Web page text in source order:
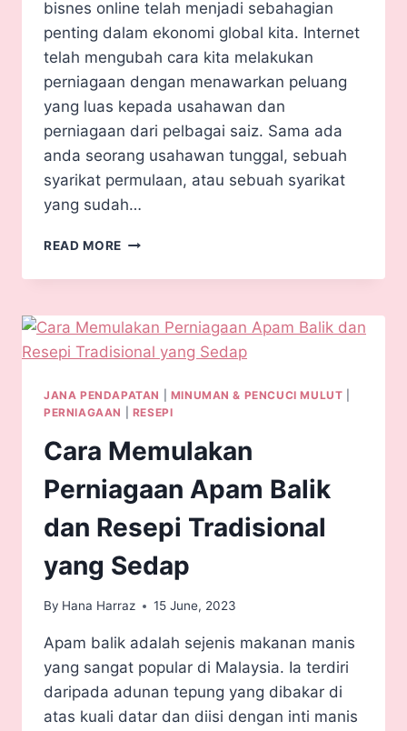
bisnes online telah menjadi sebahagian
penting dalam ekonomi global kita. Internet
telah mengubah cara kita melakukan
perniagaan dengan menawarkan peluang
yang luas kepada usahawan dan
perniagaan dari pelbagai saiz. Sama ada
anda seorang usahawan tunggal, sebuah
syarikat permulaan, atau sebuah syarikat
yang sudah…
READ MORE
JANA PENDAPATAN MINUMAN & PENCUCI MULUT
PERNIAGAAN
RESEPI
Cara Memulakan
Perniagaan Apam Balik
dan Resepi Tradisional
yang Sedap
By Hana Harraz 15 June, 2023
Apam balik adalah sejenis makanan manis
yang sangat popular di Malaysia. Ia terdiri
daripada adunan tepung yang dibakar di
atas kuali datar dan diisi dengan inti manis